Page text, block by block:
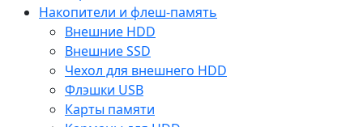
Накопители и флеш-память
Внешние HDD
Внешние SSD
Чехол для внешнего HDD
Флэшки USB
Карты памяти